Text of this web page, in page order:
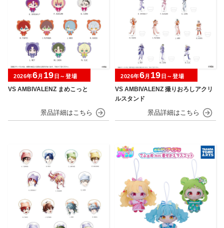
VS AMBIVALENZ まめこっと
2026年6月 19 日～登場
VS AMBIVALENZ 撮りおろしアクリ
ルスタンド
2026年6月 19 日～登場